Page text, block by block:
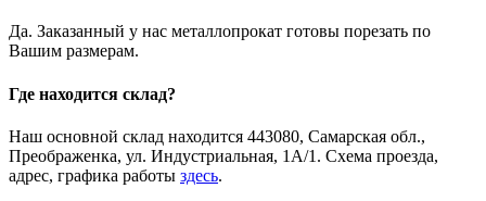
Да. Заказанный у нас металлопрокат готовы порезать по
Вашим размерам.
Где находится склад?
Наш основной склад находится 443080, Самарская обл.,
Преображенка, ул. Индустриальная, 1А/1. Схема проезда,
адрес, графика работы здесь.